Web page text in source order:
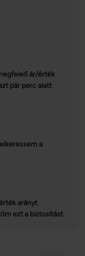
ár/érték
pár perc alatt
a
arányt
ezt a biztosítást.